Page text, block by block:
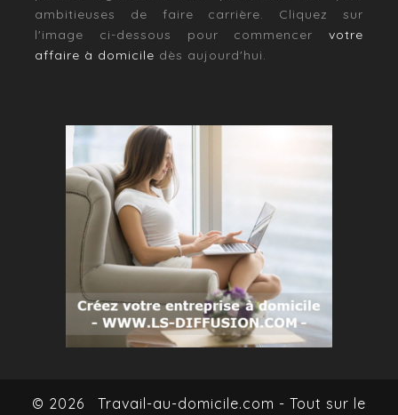
ambitieuses de faire carrière. Cliquez sur
l'image ci-dessous pour commencer votre
affaire à domicile dès aujourd'hui.
© 2026
Travail-au-domicile.com - Tout sur le